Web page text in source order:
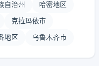
自治州 哈密地区
克拉玛依市
地区 乌鲁木齐市